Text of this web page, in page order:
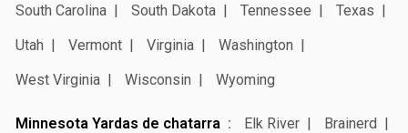
South Carolina
South Dakota Tennessee
Texas
Utah
Vermont Virginia
Washington
West Virginia
Wisconsin Wyoming
Minnesota Yardas de chatarra Elk River
Brainerd